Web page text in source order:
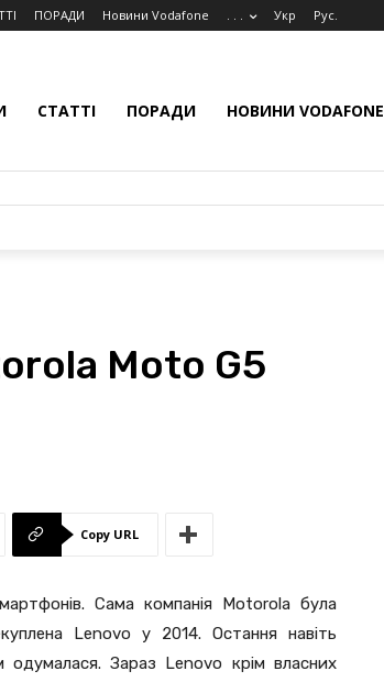
ПОРАДИ Новини Vodafone . . . Укр Рус.
СТАТТІ ПОРАДИ НОВИНИ VODAFONE
Moto G5
Copy URL
Сама компанія Motorola була
Lenovo у 2014. Остання навіть
Зараз Lenovo крім власних